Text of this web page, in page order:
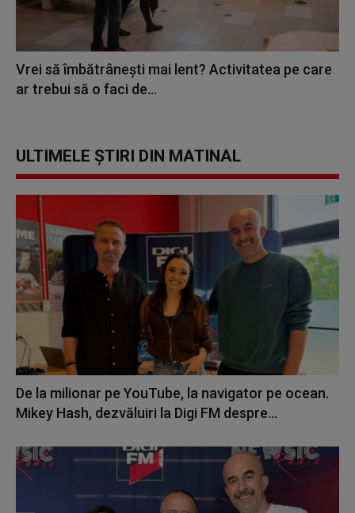
Vrei să îmbătrânești mai lent? Activitatea pe care
ar trebui să o faci de...
ULTIMELE ȘTIRI DIN MATINAL
De la milionar pe YouTube, la navigator pe ocean.
Mikey Hash, dezvăluiri la Digi FM despre...